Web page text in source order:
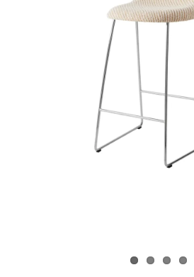
Juvenil
Accesorios
Marcas
Tiendas